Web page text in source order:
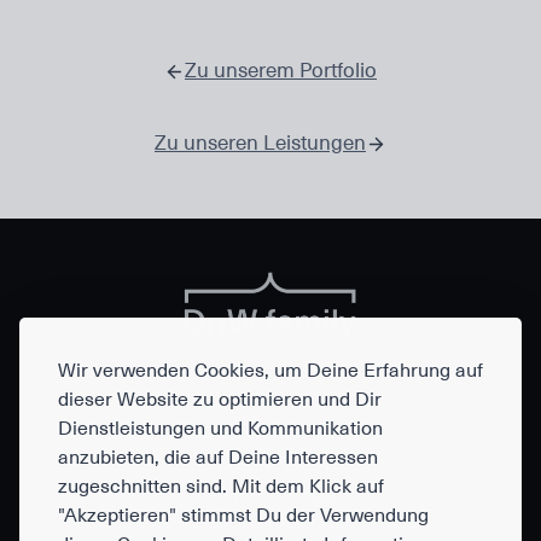
Wir verwenden Cookies, um Deine Erfahrung auf
dieser Website zu optimieren und Dir
Dienstleistungen und Kommunikation
anzubieten, die auf Deine Interessen
zugeschnitten sind. Mit dem Klick auf
"Akzeptieren" stimmst Du der Verwendung
KEPLER-
SCHULE
Zu unserem Portfolio
Zu unseren Leistungen
DuW family
Dufourstraße 15
04107 Leipzig